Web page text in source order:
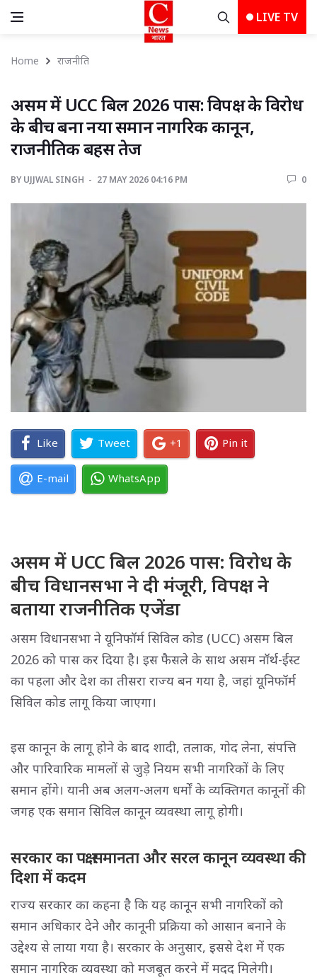
LIVE TV
Home राजनीति
असम में UCC बिल 2026 पास: विपक्ष के विरोध
के बीच बना नया समान नागरिक कानून,
राजनीतिक बहस तेज
BY UJJWAL SINGH 27 MAY 2026 04:16 PM 0
Like Tweet +1 Pin it
E-mail WhatsApp
असम में UCC बिल 2026 पास: विरोध के
बीच विधानसभा ने दी मंजूरी, विपक्ष ने
बताया राजनीतिक एजेंडा
असम विधानसभा ने यूनिफॉर्म सिविल कोड (UCC) असम बिल
2026 को पास कर दिया है। इस फैसले के साथ असम नॉर्थ-ईस्ट
का पहला और देश का तीसरा राज्य बन गया है, जहां यूनिफॉर्म
सिविल कोड लागू किया जाएगा।
इस कानून के लागू होने के बाद शादी, तलाक, गोद लेना, संपत्ति
और पारिवारिक मामलों से जुड़े नियम सभी नागरिकों के लिए
समान होंगे। यानी अब अलग-अलग धर्मों के व्यक्तिगत कानूनों की
जगह एक समान सिविल कानून व्यवस्था लागू होगी।
सरकार का पक्ष: समानता और सरल कानून व्यवस्था की
दिशा में कदम
राज्य सरकार का कहना है कि यह कानून सभी नागरिकों को
समान अधिकार देने और कानूनी प्रक्रिया को आसान बनाने के
उद्देश्य से लाया गया है। सरकार के अनुसार, इससे देश में एक
समान नागरिक व्यवस्था को मजबूत करने में मदद मिलेगी।